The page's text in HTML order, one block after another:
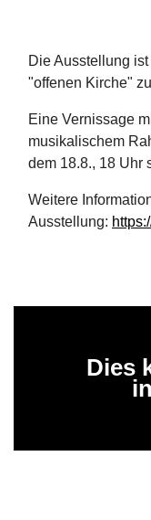
Die Ausstellung
"offenen Kirche"
Eine Vernissage
musikalischem
dem 18.8., 18 Uhr
Weitere
Ausstellung:
Dies